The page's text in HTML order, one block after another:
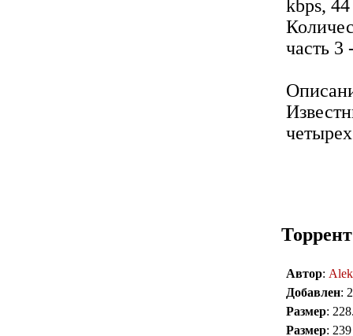
kbps,
часть 3
Торрент
Автор:
Добавлен:
Размер:
Размер: